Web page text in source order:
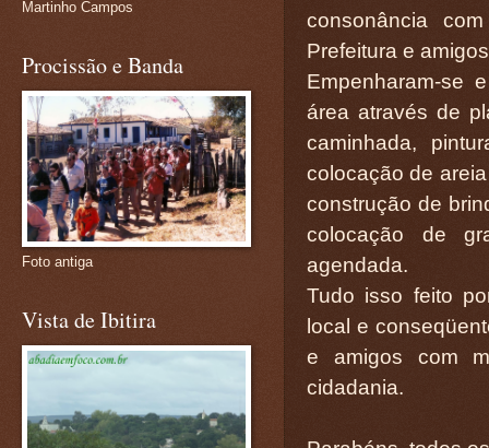
consonância
Prefeitura e
Empenharam-se
área através de
caminhada,
colocação de
construção de
colocação de
agendada.
Tudo isso feito
local e
e amigos com
cidadania.
Martinho Campos
Procissão e Banda
Foto antiga
Vista de Ibitira